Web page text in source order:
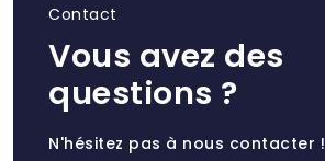
Contact
Vous avez des
questions ?
N'hésitez pas à nous contacter !